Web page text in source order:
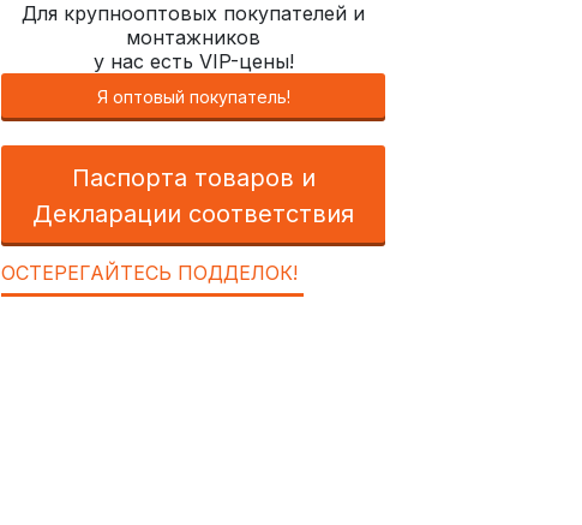
Для крупнооптовых покупателей и
монтажников
у нас есть VIP-цены!
Я оптовый покупатель!
Паспорта товаров и
Декларации соответствия
ОСТЕРЕГАЙТЕСЬ ПОДДЕЛОК!